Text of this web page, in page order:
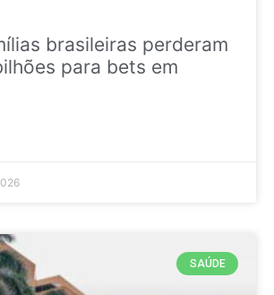
brasileiras perderam
para bets em
SAÚDE